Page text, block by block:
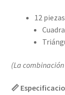
12
(La
📏